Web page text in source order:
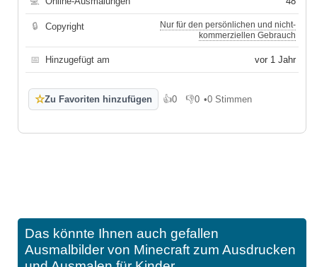
🔒 Copyright
Nur für den persönlichen und nicht-
kommerziellen Gebrauch
📅 Hinzugefügt am vor 1 Jahr
☆Zu Favoriten hinzufügen 👍0
Gefällt mir
👎0
Gefällt mir nicht
•0 Stimmen
Das könnte Ihnen auch gefallen
Ausmalbilder von Minecraft zum Ausdrucken